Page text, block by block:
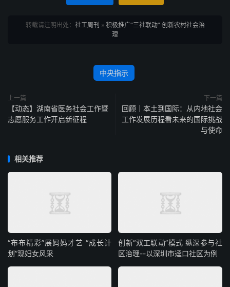
转载请注明出处： 社工周刊 » 积极推广“三社联动” 创新农村社会治
理
中央指示
上一篇
【动态】湖南省医务社会工作暨
志愿服务工作开启新征程
下一篇
回顾｜本土到国际：从内地社会
工作发展历程看未来的国际挑战
与使命
相关推荐
“布布精彩”展妈妈才艺 “成长计
划”现妇女风采
创新“双工联动”模式 纵深参与社
区治理--以深圳市迳口社区为例